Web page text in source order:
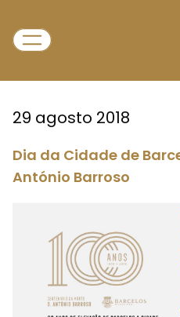
29 agosto 2018
Dia da Cidade de
António Barroso